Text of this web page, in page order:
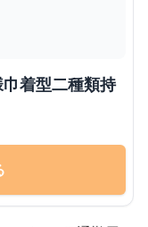
着型二種類持